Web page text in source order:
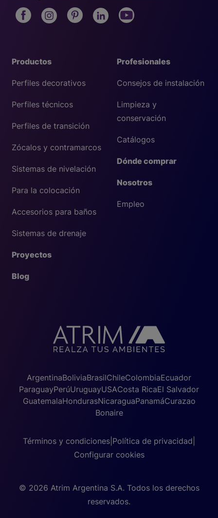
Profesionales
Consejos de instalación
Limpieza y
conservación
Catálogos
Dónde comprar
Nosotros
Empleo
Productos
Perfiles decorativos
Perfiles técnicos
Perfiles de transición
Zócalos y contramarcos
Sistemas de nivelación
Para la colocación
Accesorios para baños
Sistemas de drenaje
Proyectos
Blog
ArgentinaBoliviaBrasilChileColombiaEcuador
ParaguayPerúUruguayUSACosta RicaEl Salvador
GuatemalaHondurasNicaraguaPanamáCurazao
Bonaire
Términos y condiciones Política de privacidad
Configurar cookies
© 2026 Atrim Argentina S.A. Todos los derechos
reservados.